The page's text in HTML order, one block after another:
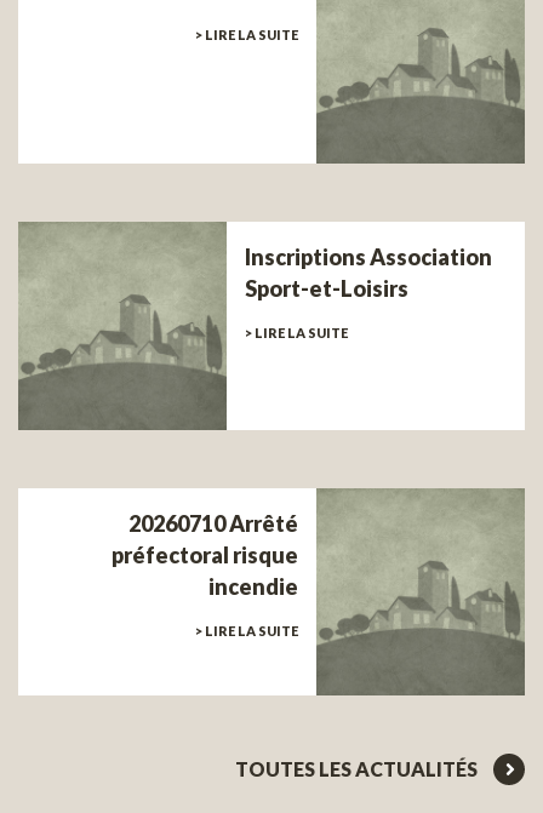
> LIRE LA SUITE
Inscriptions Association
Sport-et-Loisirs
> LIRE LA SUITE
20260710 Arrêté
préfectoral risque
incendie
> LIRE LA SUITE
TOUTES LES ACTUALITÉS